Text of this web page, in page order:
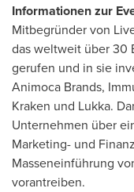
Informationen zur
Mitbegründer von
das weltweit über 30
gerufen und in sie
Animoca Brands,
Kraken und Lukka.
Unternehmen über
Marketing- und
Masseneinführung
vorantreiben.